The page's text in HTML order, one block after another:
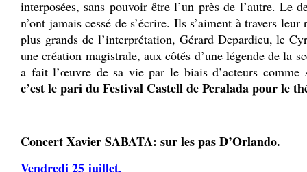
interposées, sans pouvoir être l’un près de l’autre. Le
n’ont jamais cessé de s’écrire. Ils s’aiment à travers
plus grands de l’interprétation, Gérard Depardieu, le
une création magistrale, aux côtés d’une légende de la
a fait l’œuvre de sa vie par le biais d’acteurs
c’est le pari du Festival Castell de Peralada pour le
Concert Xavier SABATA: sur les pas D’Orlando.
Vendredi 25 juillet.